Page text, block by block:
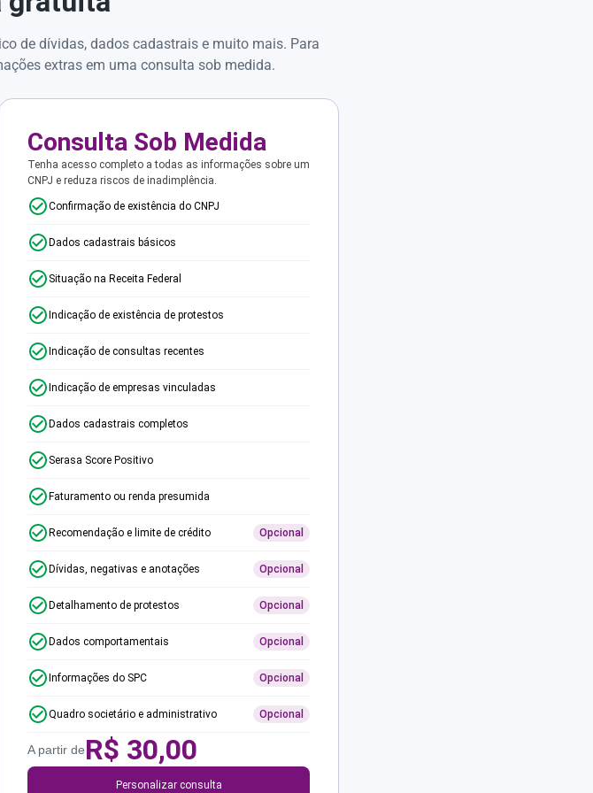
de dívidas, dados cadastrais e muito mais. Para
extras em uma consulta sob medida.
Consulta Sob Medida
Tenha acesso completo a todas as informações sobre um
CNPJ e reduza riscos de inadimplência.
Confirmação de existência do CNPJ
Dados cadastrais básicos
Situação na Receita Federal
Indicação de existência de protestos
Indicação de consultas recentes
Indicação de empresas vinculadas
Dados cadastrais completos
Serasa Score Positivo
Faturamento ou renda presumida
Recomendação e limite de crédito Opcional
Dívidas, negativas e anotações Opcional
Detalhamento de protestos Opcional
Dados comportamentais Opcional
Informações do SPC Opcional
Quadro societário e administrativo Opcional
A partir deR$ 30,00
Personalizar consulta